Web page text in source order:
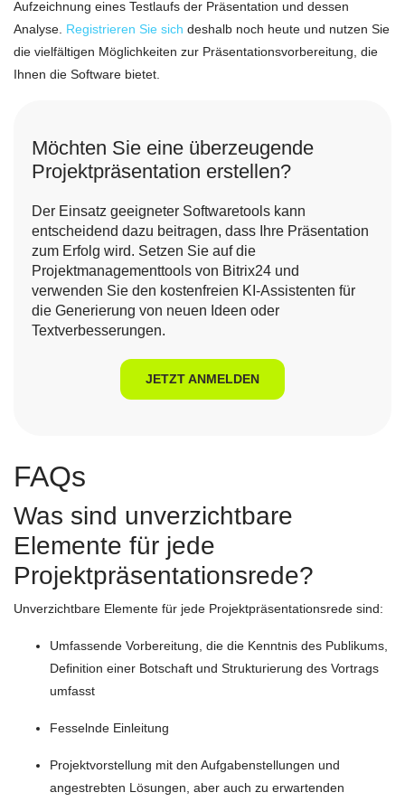
Aufzeichnung eines Testlaufs der Präsentation und dessen
Analyse. Registrieren Sie sich deshalb noch heute und nutzen Sie
die vielfältigen Möglichkeiten zur Präsentationsvorbereitung, die
Ihnen die Software bietet.
Möchten Sie eine überzeugende
Projektpräsentation erstellen?
Der Einsatz geeigneter Softwaretools kann
entscheidend dazu beitragen, dass Ihre Präsentation
zum Erfolg wird. Setzen Sie auf die
Projektmanagementtools von Bitrix24 und
verwenden Sie den kostenfreien KI-Assistenten für
die Generierung von neuen Ideen oder
Textverbesserungen.
JETZT ANMELDEN
FAQs
Was sind unverzichtbare
Elemente für jede
Projektpräsentationsrede?
Unverzichtbare Elemente für jede Projektpräsentationsrede sind:
Umfassende Vorbereitung, die die Kenntnis des Publikums,
Definition einer Botschaft und Strukturierung des Vortrags
umfasst
Fesselnde Einleitung
Projektvorstellung mit den Aufgabenstellungen und
angestrebten Lösungen, aber auch zu erwartenden